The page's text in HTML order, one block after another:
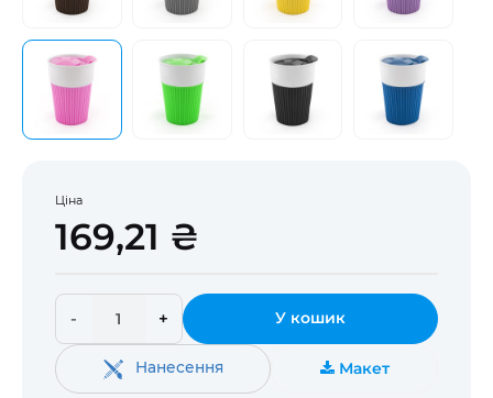
Ціна
169,21 ₴
- + У кошик
Нанесення Макет